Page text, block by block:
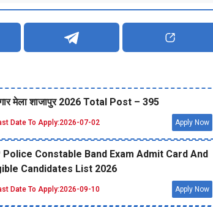
मेला शाजापुर 2026 Total Post – 395
Date To Apply:2026-07-02 Apply Now
Police Constable Band Exam Admit Card And
Candidates List 2026
Date To Apply:2026-09-10 Apply Now